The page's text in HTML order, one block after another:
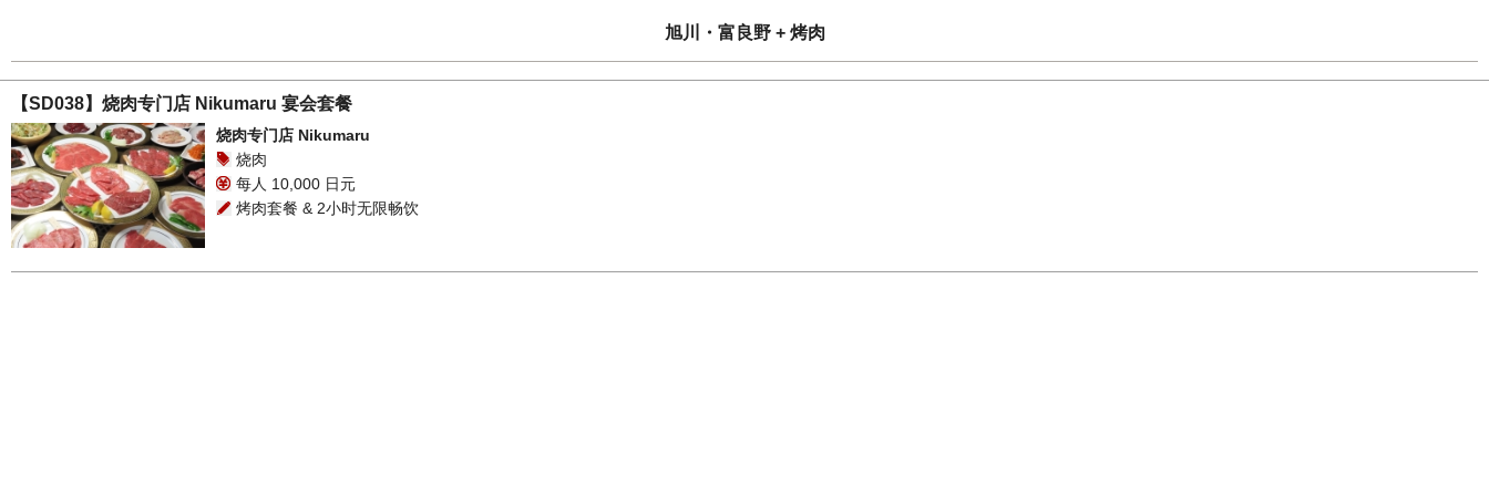
旭川・富良野 + 烤肉
【SD038】烧肉专门店 Nikumaru 宴会套餐
烧肉专门店 Nikumaru
烧肉
每人 10,000 日元
烤肉套餐 & 2小时无限畅饮